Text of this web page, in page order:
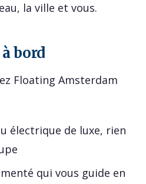
la ville et vous.
bord
Floating Amsterdam
électrique de luxe, rien
qui vous guide en